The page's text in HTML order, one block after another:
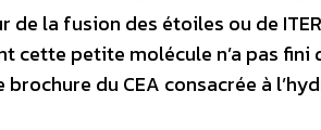
de la fusion des étoiles ou de
cette petite molécule n’a pas fini
du CEA consacrée à